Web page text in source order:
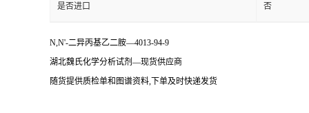
是否进口 否
N,N'-二异丙基乙二胺—4013-94-9
湖北魏氏化学分析试剂—现货供应商
随货提供质检单和图谱资料,下单及时快递发货